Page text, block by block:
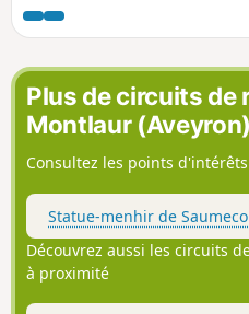
Vabres l'Abbaye). Vous serez
village dont le soleil donne
rouge des façades.
Plus de circuits de
Montlaur (Aveyron)
Consultez les points
Statue-menhir de
Découvrez aussi les circuits
à proximité